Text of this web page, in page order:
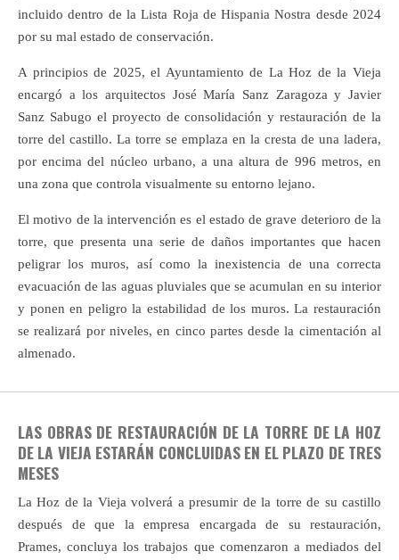
incluido dentro de la Lista Roja de Hispania Nostra desde 2024
por su mal estado de conservación.
A principios de 2025, el Ayuntamiento de La Hoz de la Vieja
encargó a los arquitectos José María Sanz Zaragoza y Javier
Sanz Sabugo el proyecto de consolidación y restauración de la
torre del castillo. La torre se emplaza en la cresta de una ladera,
por encima del núcleo urbano, a una altura de 996 metros, en
una zona que controla visualmente su entorno lejano.
El motivo de la intervención es el estado de grave deterioro de la
torre, que presenta una serie de daños importantes que hacen
peligrar los muros, así como la inexistencia de una correcta
evacuación de las aguas pluviales que se acumulan en su interior
y ponen en peligro la estabilidad de los muros. La restauración
se realizará por niveles, en cinco partes desde la cimentación al
almenado.
LAS OBRAS DE RESTAURACIÓN DE LA TORRE DE LA HOZ
DE LA VIEJA ESTARÁN CONCLUIDAS EN EL PLAZO DE TRES
MESES
La Hoz de la Vieja volverá a presumir de la torre de su castillo
después de que la empresa encargada de su restauración,
Prames, concluya los trabajos que comenzaron a mediados del